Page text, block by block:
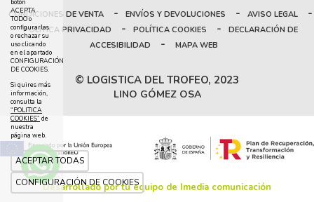
CONDICIONES DE VENTA - ENVÍOS Y DEVOLUCIONES - AVISO LEGAL -
POLÍTICA PRIVACIDAD - POLÍTICA COOKIES -
DECLARACIÓN DE
ACCESIBILIDAD
- MAPA WEB
© LOGISTICA DEL TROFEO, 2023
LINO GÓMEZ OSA
Desarrollado por tu equipo de Imedia comunicación
botón
ACEPTA
TODO o
configurarlas
o rechazar su
uso clicando
en el apartado
CONFIGURACIÓN
DE COOKIES.
Si quires más
información,
consulta la
“POLITICA
COOKIES” de
nuestra
página web.
ACEPTAR TODAS
CONFIGURACIÓN DE COOKIES